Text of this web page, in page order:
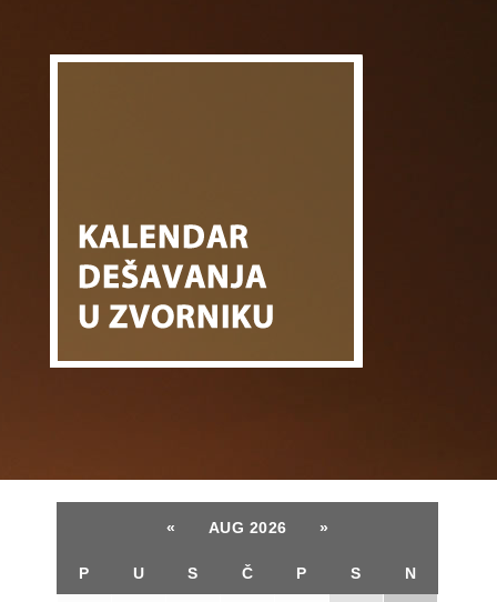
« AUG 2026 »
P U S Č P S N